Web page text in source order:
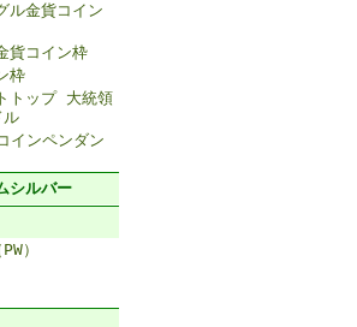
ル金貨コイン
貨コイン枠
枠
トップ 大統領
ル
インペンダン
シルバー
）